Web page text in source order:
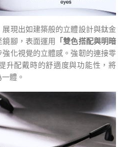
現出如建築般的立體設計與鈦金
腳，表面運用
「雙色搭配與明暗
化視覺的立體感。強韌的連接零
升配戴時的舒適度與功能性，將
體。